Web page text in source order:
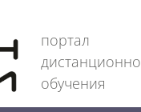
портал
дистанционно
обучения